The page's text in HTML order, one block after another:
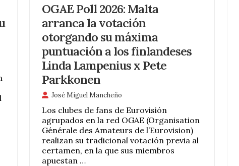
OGAE Poll 2026: Malta
arranca la votación
otorgando su máxima
puntuación a los finlandeses
Linda Lampenius x Pete
Parkkonen
José Miguel Mancheño
Los clubes de fans de Eurovisión
agrupados en la red OGAE (Organisation
Générale des Amateurs de l’Eurovision)
realizan su tradicional votación previa al
certamen, en la que sus miembros
apuestan …